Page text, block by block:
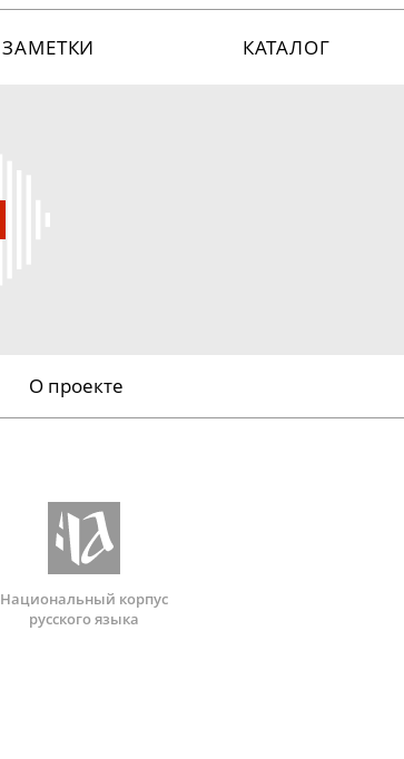
ЗАМЕТКИ КАТАЛОГ
О проекте
Национальный корпус
русского языка